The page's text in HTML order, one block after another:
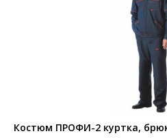
Костюм ПРОФИ-2 куртка,